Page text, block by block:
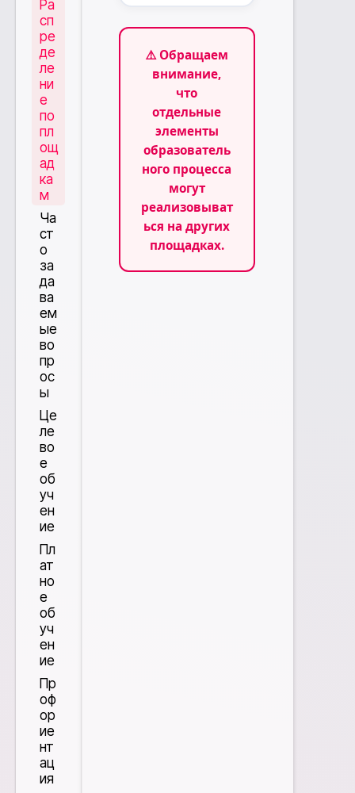
Ра
сп
ре
де
ле
ни
е
по
пл
ощ
ад
ка
м
Ча
ст
о
за
да
ва
ем
ые
во
пр
ос
ы
Це
ле
во
е
об
уч
ен
ие
Пл
ат
но
е
об
уч
ен
ие
Пр
оф
ор
ие
нт
ац
ия
⚠️ Обращаем
внимание,
что
отдельные
элементы
образователь
ного процесса
могут
реализовыват
ься на других
площадках.